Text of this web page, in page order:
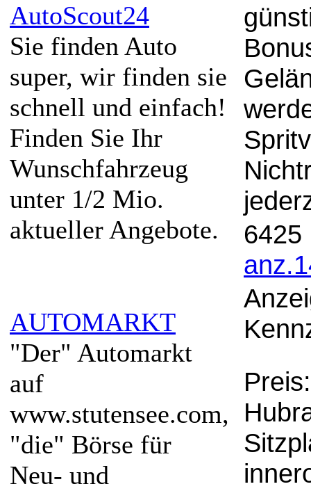
AutoScout24
Sie finden Auto
super, wir finden sie
schnell und einfach!
Finden Sie Ihr
Wunschfahrzeug
unter 1/2 Mio.
aktueller Angebote.
AUTOMARKT
"Der" Automarkt
auf
www.stutensee.com,
"die" Börse für
Neu- und
6425